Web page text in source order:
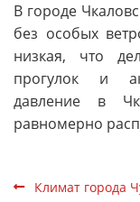
В городе
без особых
низкая, что
прогулок и
давление в
равномерно
Климат города